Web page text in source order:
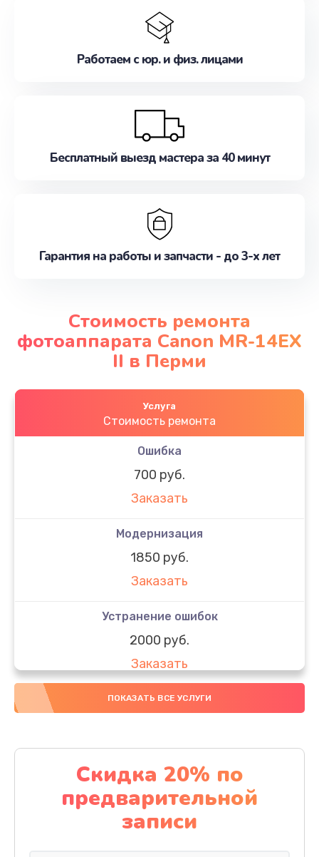
Работаем с юр. и физ. лицами
Бесплатный выезд мастера за 40 минут
Гарантия на работы и запчасти - до 3-х лет
Стоимость ремонта
фотоаппарата Canon MR-14EX
II в Перми
Услуга
Стоимость ремонта
Ошибка
700 руб.
Заказать
Модернизация
1850 руб.
Заказать
Устранение ошибок
2000 руб.
Заказать
Ремонт после залития
Заказать
Ремонт электроплаты
1320 руб.
Заказать
ПОКАЗАТЬ ВСЕ УСЛУГИ
Скидка 20% по
предварительной
записи